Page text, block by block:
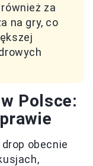
za
na gry, co
Polsce:
obecnie